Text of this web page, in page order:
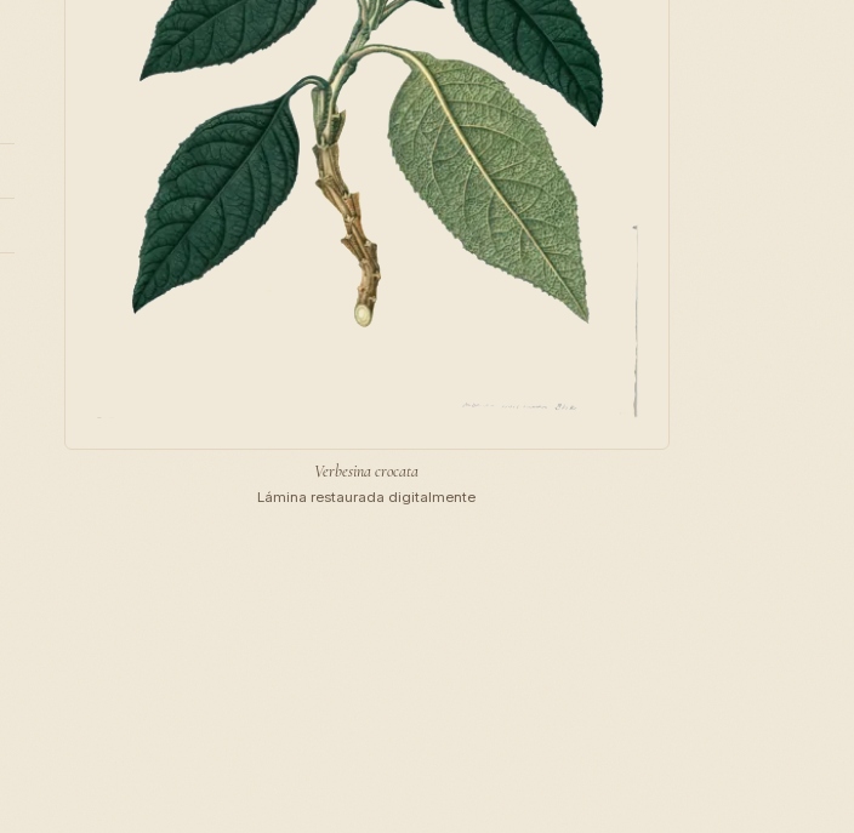
Verbesina crocata
Lámina restaurada digitalmente